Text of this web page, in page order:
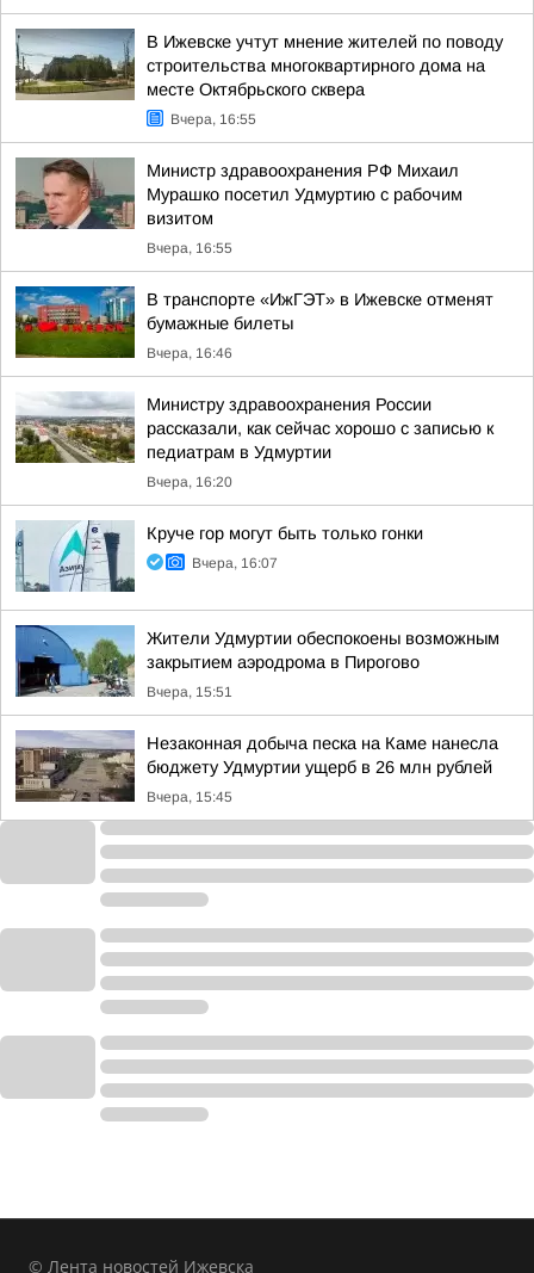
В Ижевске учтут мнение жителей по поводу
строительства многоквартирного дома на
месте Октябрьского сквера
Вчера, 16:55
Министр здравоохранения РФ Михаил
Мурашко посетил Удмуртию с рабочим
визитом
Вчера, 16:55
В транспорте «ИжГЭТ» в Ижевске отменят
бумажные билеты
Вчера, 16:46
Министру здравоохранения России
рассказали, как сейчас хорошо с записью к
педиатрам в Удмуртии
Вчера, 16:20
Круче гор могут быть только гонки
Вчера, 16:07
Жители Удмуртии обеспокоены возможным
закрытием аэродрома в Пирогово
Вчера, 15:51
Незаконная добыча песка на Каме нанесла
бюджету Удмуртии ущерб в 26 млн рублей
Вчера, 15:45
© Лента новостей Ижевска